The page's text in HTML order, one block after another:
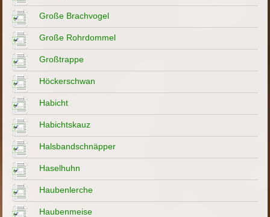
Große Brachvogel
Große Rohrdommel
Großtrappe
Höckerschwan
Habicht
Habichtskauz
Halsbandschnäpper
Haselhuhn
Haubenlerche
Haubenmeise